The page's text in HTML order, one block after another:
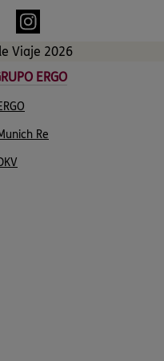
Viaje 2026
ERGO
Re